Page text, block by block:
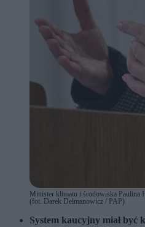
Minister klimatu i środowiska Paulina
(fot. Darek Delmanowicz / PAP)
System kaucyjny miał być